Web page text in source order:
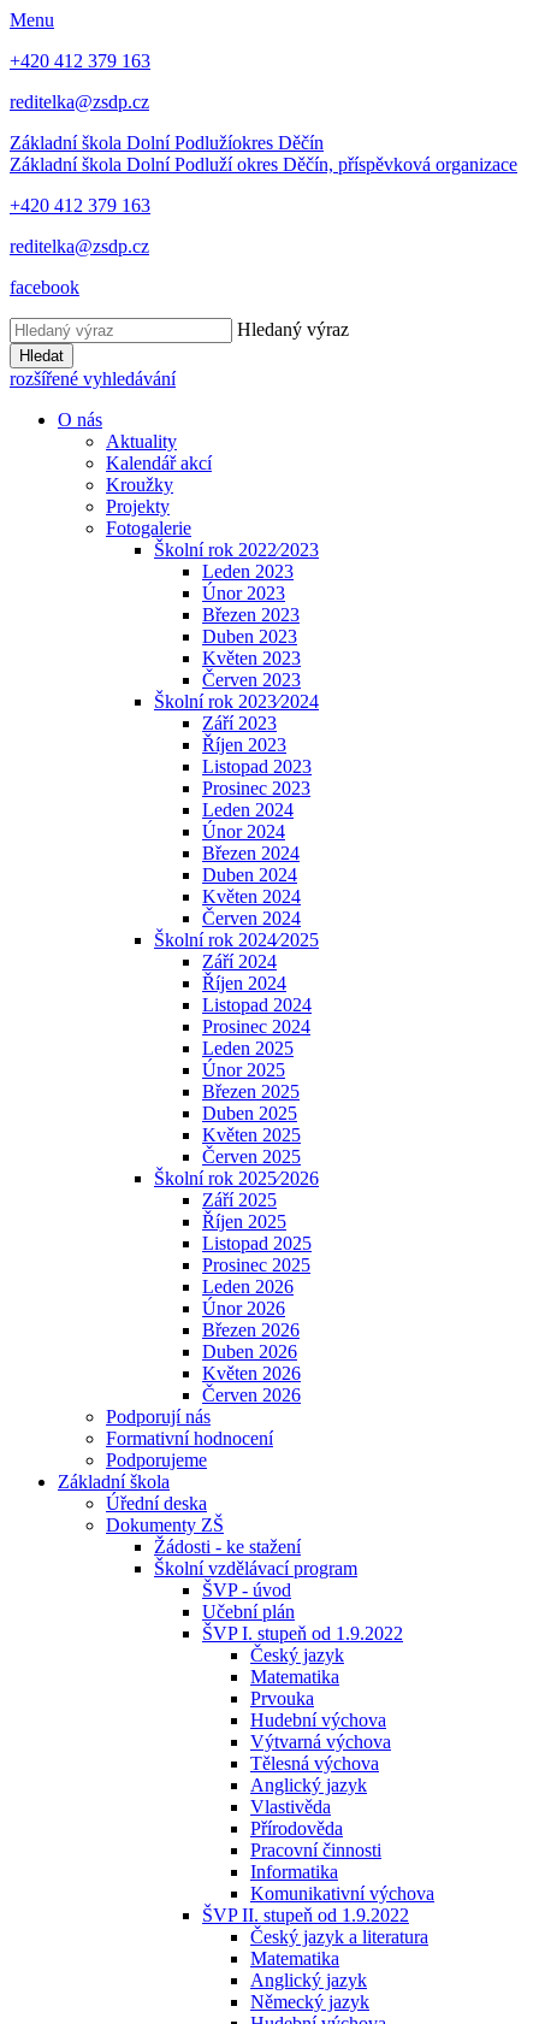
Menu
+420 412 379 163
reditelka@zsdp.cz
Základní škola Dolní Podlužíokres Děčín
Základní škola Dolní Podlužíokres Děčín, příspěvková organizace
+420 412 379 163
reditelka@zsdp.cz
facebook
Hledaný výraz
Hledat
rozšířené vyhledávání
O nás
Aktuality
Kalendář akcí
Kroužky
Projekty
Fotogalerie
Školní rok 2022⁄2023
Leden 2023
Únor 2023
Březen 2023
Duben 2023
Květen 2023
Červen 2023
Školní rok 2023⁄2024
Září 2023
Říjen 2023
Listopad 2023
Prosinec 2023
Leden 2024
Únor 2024
Březen 2024
Duben 2024
Květen 2024
Červen 2024
Školní rok 2024⁄2025
Září 2024
Říjen 2024
Listopad 2024
Prosinec 2024
Leden 2025
Únor 2025
Březen 2025
Duben 2025
Květen 2025
Červen 2025
Školní rok 2025⁄2026
Září 2025
Říjen 2025
Listopad 2025
Prosinec 2025
Leden 2026
Únor 2026
Březen 2026
Duben 2026
Květen 2026
Červen 2026
Podporují nás
Formativní hodnocení
Podporujeme
Základní škola
Úřední deska
Dokumenty ZŠ
Žádosti - ke stažení
Školní vzdělávací program
ŠVP - úvod
Učební plán
ŠVP I. stupeň od 1.9.2022
Český jazyk
Matematika
Prvouka
Hudební výchova
Výtvarná výchova
Tělesná výchova
Anglický jazyk
Vlastivěda
Přírodověda
Pracovní činnosti
Informatika
Komunikativní výchova
ŠVP II. stupeň od 1.9.2022
Český jazyk a literatura
Matematika
Anglický jazyk
Německý jazyk